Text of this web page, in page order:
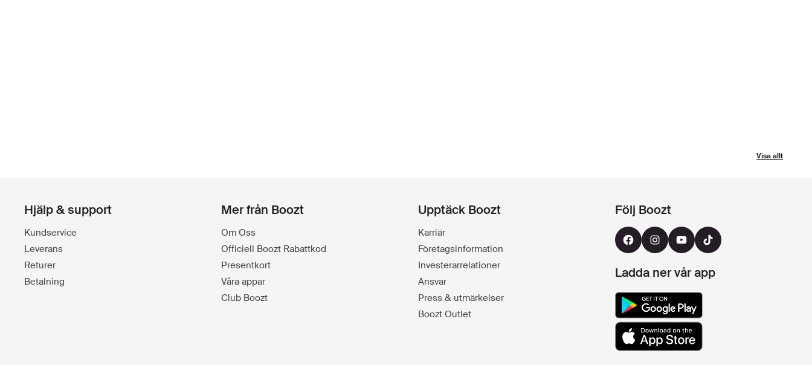
Visa allt
Hjälp & support
Kundservice
Leverans
Returer
Betalning
Mer från Boozt
Om Oss
Officiell Boozt Rabattkod
Presentkort
Våra appar
Club Boozt
Upptäck Boozt
Karriär
Företagsinformation
Investerarrelationer
Ansvar
Press & utmärkelser
Boozt Outlet
Följ Boozt
Ladda ner vår app